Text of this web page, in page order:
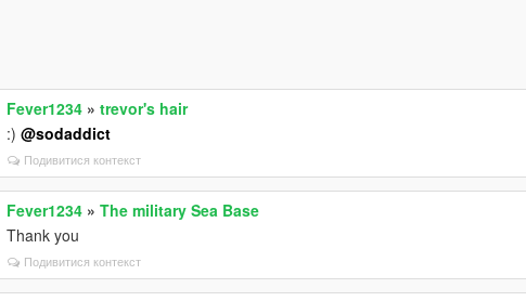
Fever1234 »trevor's hair
:)@sodaddict
Подивитися контекст
Fever1234 »The military Sea Base
Thank you
Подивитися контекст